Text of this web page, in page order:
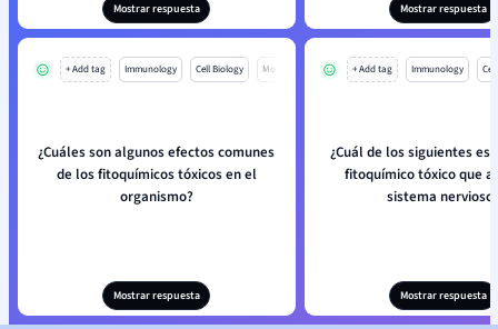
Mostrar respuesta Mostrar respuesta
+ Add tag Immunology Cell Biology Mo
¿Cuáles son algunos efectos comunes
de los fitoquímicos tóxicos en el
organismo?
Mostrar respuesta
+ Add tag Immunology
¿Cuál de los siguientes es
fitoquímico tóxico que
sistema
Mostrar respuesta